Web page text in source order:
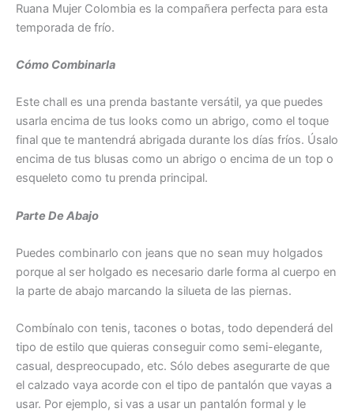
Ruana Mujer Colombia es la compañera perfecta para esta
temporada de frío.
Cómo Combinarla
Este chall es una prenda bastante versátil, ya que puedes
usarla encima de tus looks como un abrigo, como el toque
final que te mantendrá abrigada durante los días fríos. Úsalo
encima de tus blusas como un abrigo o encima de un top o
esqueleto como tu prenda principal.
Parte De Abajo
Puedes combinarlo con jeans que no sean muy holgados
porque al ser holgado es necesario darle forma al cuerpo en
la parte de abajo marcando la silueta de las piernas.
Combínalo con tenis, tacones o botas, todo dependerá del
tipo de estilo que quieras conseguir como semi-elegante,
casual, despreocupado, etc. Sólo debes asegurarte de que
el calzado vaya acorde con el tipo de pantalón que vayas a
usar. Por ejemplo, si vas a usar un pantalón formal y le